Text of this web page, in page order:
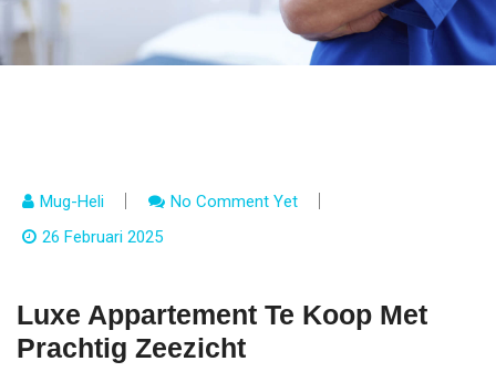
Mug-Heli
No Comment Yet
26 Februari 2025
Luxe Appartement Te Koop Met
Prachtig Zeezicht